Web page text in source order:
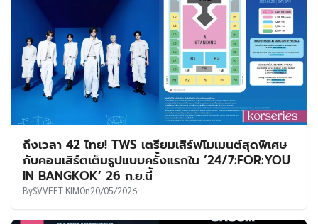
ถึงเวลา 42 ไทย! TWS เตรียมเสิร์ฟโมเมนต์สุดพิเศษ
กับคอนเสิร์ตเต็มรูปแบบครั้งแรกใน ’24/7:FOR:YOU
IN BANGKOK’ 26 ก.ย.นี้
BySVVEET KIMOn20/05/2026